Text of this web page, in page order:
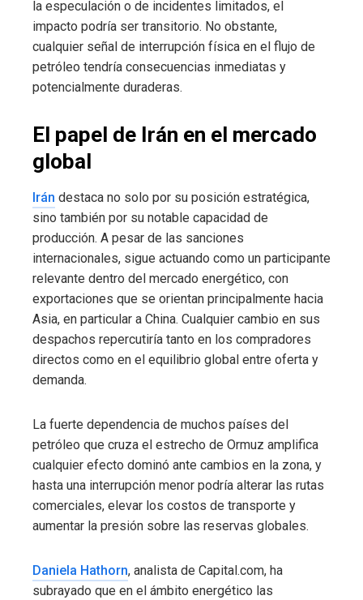
la especulación o de incidentes limitados, el
impacto podría ser transitorio. No obstante,
cualquier señal de interrupción física en el flujo de
petróleo tendría consecuencias inmediatas y
potencialmente duraderas.
El papel de Irán en el mercado
global
Irán destaca no solo por su posición estratégica,
sino también por su notable capacidad de
producción. A pesar de las sanciones
internacionales, sigue actuando como un participante
relevante dentro del mercado energético, con
exportaciones que se orientan principalmente hacia
Asia, en particular a China. Cualquier cambio en sus
despachos repercutiría tanto en los compradores
directos como en el equilibrio global entre oferta y
demanda.
La fuerte dependencia de muchos países del
petróleo que cruza el estrecho de Ormuz amplifica
cualquier efecto dominó ante cambios en la zona, y
hasta una interrupción menor podría alterar las rutas
comerciales, elevar los costos de transporte y
aumentar la presión sobre las reservas globales.
Daniela Hathorn, analista de Capital.com, ha
subrayado que en el ámbito energético las